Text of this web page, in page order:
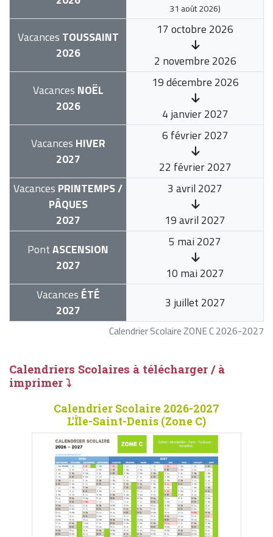
Calendrier Scolaire ZONE C 2026-2027
31 août 2026)
Vacances TOUSSAINT
2026
17 octobre 2026
2 novembre 2026
Vacances NOËL
2026
19 décembre 2026
4 janvier 2027
Vacances HIVER
2027
6 février 2027
22 février 2027
Vacances PRINTEMPS /
PÂQUES
2027
3 avril 2027
19 avril 2027
PontASCENSION
2027
5 mai 2027
10 mai 2027
Vacances ÉTÉ
2027
3 juillet 2027
Calendriers Scolaires à télécharger / à
imprimer ⤵
Calendrier Scolaire 2026-2027
L'Île-Saint-Denis (Zone C)